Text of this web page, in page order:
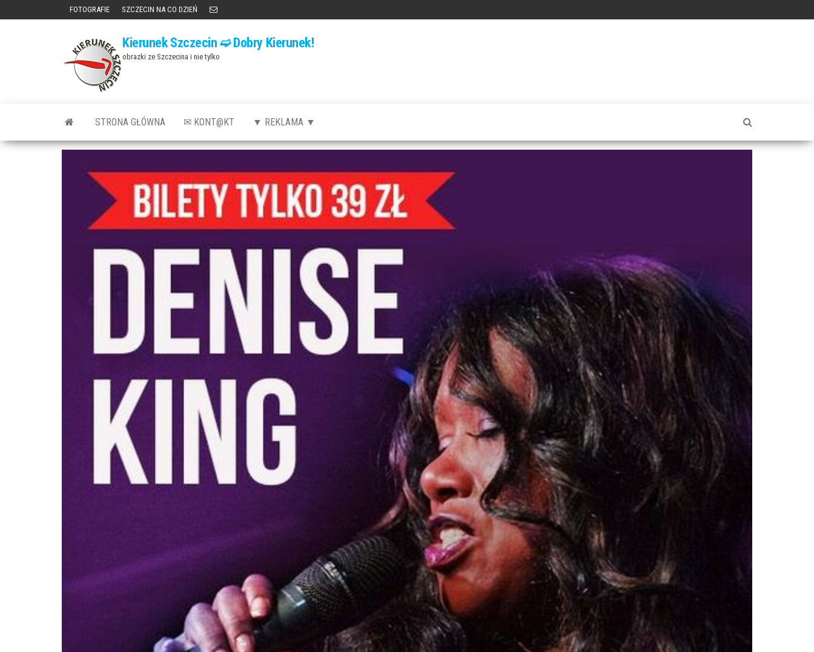
FOTOGRAFIE SZCZECIN NA CO DZIEŃ
Kierunek Szczecin ➫ Dobry Kierunek!
obrazki ze Szczecina i nie tylko
STRONA GŁÓWNA ✉ KONT@KT ▼ REKLAMA ▼